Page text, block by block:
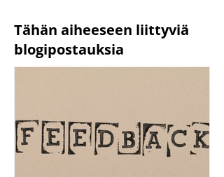
Tähän aiheeseen liittyviä
blogipostauksia